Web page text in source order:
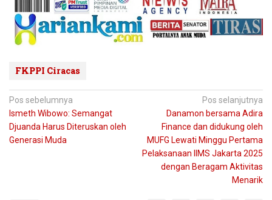
FKPPI Ciracas
Navigasi
pos
Pos sebelumnya
Ismeth Wibowo: Semangat
Djuanda Harus Diteruskan oleh
Generasi Muda
Pos selanjutnya
Danamon bersama Adira
Finance dan didukung oleh
MUFG Lewati Minggu Pertama
Pelaksanaan IIMS Jakarta 2025
dengan Beragam Aktivitas
Menarik